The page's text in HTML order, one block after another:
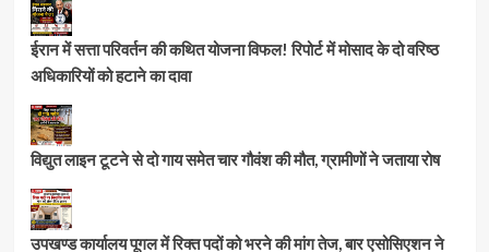
ईरान में सत्ता परिवर्तन की कथित योजना विफल! रिपोर्ट में मोसाद के दो वरिष्ठ
अधिकारियों को हटाने का दावा
विद्युत लाइन टूटने से दो गाय समेत चार गौवंश की मौत, ग्रामीणों ने जताया रोष
उपखण्ड कार्यालय पूगल में रिक्त पदों को भरने की मांग तेज, बार एसोसिएशन ने